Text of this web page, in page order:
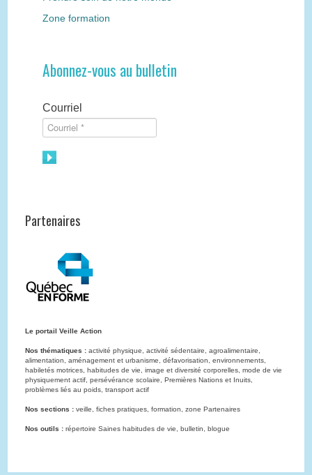
Zone formation
Abonnez-vous au bulletin
Courriel
Partenaires
Le portail Veille Action
Nos thématiques : activité physique, activité sédentaire, agroalimentaire,
alimentation, aménagement et urbanisme, défavorisation, environnements,
habiletés motrices, habitudes de vie, image et diversité corporelles, mode de vie
physiquement actif, persévérance scolaire, Premières Nations et Inuits,
problèmes liés au poids, transport actif
Nos sections : veille, fiches pratiques, formation, zone Partenaires
Nos outils : répertoire Saines habitudes de vie, bulletin, blogue